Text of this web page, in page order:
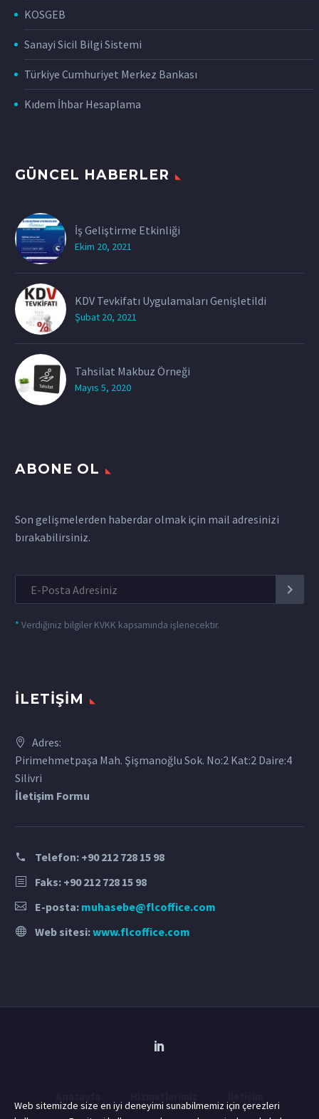
KOSGEB
Sanayi Sicil Bilgi Sistemi
Türkiye Cumhuriyet Merkez Bankası
Kıdem İhbar Hesaplama
GÜNCEL HABERLER
İş Geliştirme Etkinliği
Ekim 20, 2021
KDV Tevkifatı Uygulamaları Genişletildi
Şubat 20, 2021
Tahsilat Makbuz Örneği
Mayıs 5, 2020
ABONE OL
Son gelişmelerden haberdar olmak için mail adresinizi
bırakabilirsiniz.
* Verdiğiniz bilgiler KVKK kapsamında işlenecektir.
İLETIŞIM
Adres:
Pirimehmetpaşa Mah. Şişmanoğlu Sok. No:2 Kat:2 Daire:4
Silivri
İletişim Formu
Telefon: +90 212 728 15 98
Faks: +90 212 728 15 98
E-posta: muhasebe@flcoffice.com
Web sitesi:www.flcoffice.com
Web sitemizde size en iyi deneyimi sunabilmemiz için çerezleri